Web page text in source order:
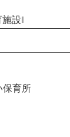
設‖
保育所